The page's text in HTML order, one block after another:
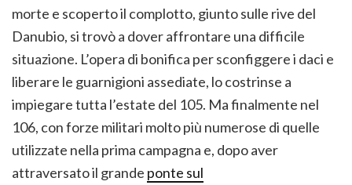
morte e scoperto il complotto, giunto sulle rive del
Danubio, si trovò a dover affrontare una difficile
situazione. L’opera di bonifica per sconfiggere i daci e
liberare le guarnigioni assediate, lo costrinse a
impiegare tutta l’estate del 105. Ma finalmente nel
106, con forze militari molto più numerose di quelle
utilizzate nella prima campagna e, dopo aver
attraversato il grande ponte sul